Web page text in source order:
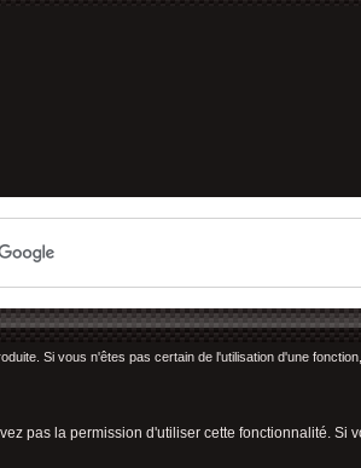
Si vous n'êtes pas certain de l'utilisation d'une
pas la permission d'utiliser cette fonctionnalité.